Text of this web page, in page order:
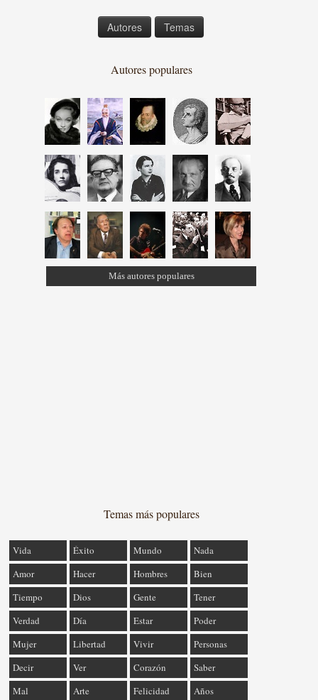
Autores Temas
Autores populares
Más autores populares
Temas más populares
Vida Éxito Mundo
Nada
Amor
Hacer Hombres
Bien
Tiempo
Dios Gente
Tener
Verdad
Día Estar
Poder
Mujer
Libertad Vivir
Personas
Decir
Ver Corazón
Saber
Mal
Arte Felicidad Años